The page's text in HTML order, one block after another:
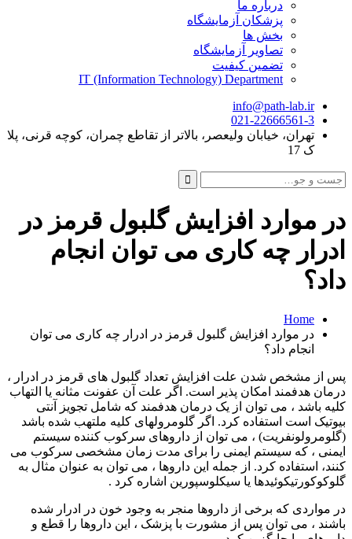
درباره ما
پزشکان آزمایشگاه
بخش ها
تصاویر آزمایشگاه
تضمین کیفیت
IT (Information Technology) Department
info@path-lab.ir
021-22666561-3
تهران، خیابان ولیعصر، بالاتر از تقاطع چمران، کوچه قرنی، پلا
ک 17
جست
و
برای:
در موارد افزایش گلبول قرمز در
ادرار چه کاری می توان انجام
داد؟
Home
در موارد افزایش گلبول قرمز در ادرار چه کاری می توان
انجام داد؟
پس از مشخص شدن علت افزایش تعداد گلبول های قرمز در ادرار ،
درمان هدفمند امکان پذیر است. اگر علت آن عفونت مثانه یا التهاب
کلیه باشد ، می توان از یک درمان هدفمند که شامل تجویز آنتی
بیوتیک است استفاده کرد. اگر گلومرولهای کلیه ملتهب شده باشد
(گلومرولونفریت) ، می توان از داروهای سرکوب کننده سیستم
ایمنی ، که سیستم ایمنی را برای مدت زمان مشخصی سرکوب می
کنند، استفاده کرد. از جمله این داروها ، می توان به عنوان مثال به
گلوکوکورتیکوئیدها یا سیکلوسپورین اشاره کرد .
در مواردی که برخی از داروها منجر به وجود خون در ادرار شده
باشند ، می توان پس از مشورت با پزشک ، این داروها را قطع و